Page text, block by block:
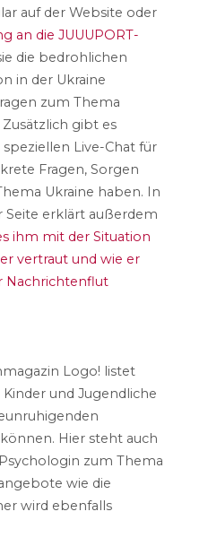
auf der Website oder
an die JUUUPORT-
die bedrohlichen
in der Ukraine
zum Thema
gibt es
Live-Chat für
Fragen, Sorgen
Ukraine haben.
In
Seite erklärt außerdem
ihm mit der Situation
vertraut und wie er
Nachrichtenflut
Logo! listet
und Jugendliche
Hier steht auch
zum Thema
wie die
wird ebenfalls